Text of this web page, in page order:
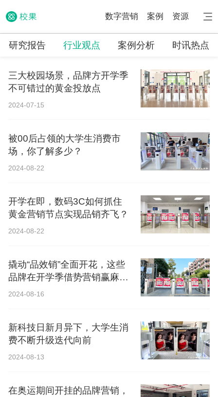
数字营销 案例 资源
研究报告 行业观点 案例分析 时讯热点
三大校园场景，品牌方开学季
不可错过的黄金投放点
2024-07-15
被00后占领的大学生消费市
场，你了解多少？
2024-08-22
开学在即，数码3C如何抓住
黄金营销节点实现品销齐飞？
2024-08-22
撬动“品效销”全面开花，这些
品牌在开学季借势营销赢麻
了！
2024-08-16
新科技日新月异下，大学生消
费不断升级迭代向前
2024-08-13
在奥运期间开挂的品牌营销，